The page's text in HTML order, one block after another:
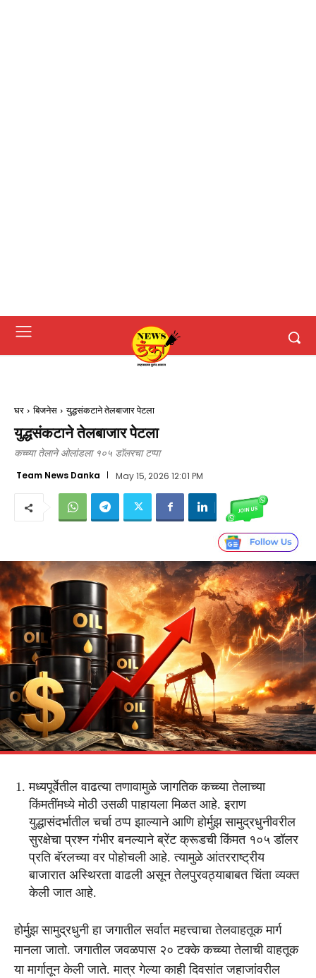
घर बिजनेस युद्धसंकटाने तेलबाजार पेटला
युद्धसंकटाने तेलबाजार पेटला
कच्च्या तेलाने ओलांडला १०५ डॉलरचा टप्पा
Team News Danka May 15, 2026 12:01 PM
मध्यपूर्वेतील वाढत्या तणावामुळे जागतिक कच्च्या तेलाच्या
किंमतींमध्ये मोठी उसळी पाहायला मिळत आहे. इराण
युद्धासंदर्भातील चर्चा ठप्प झाल्याने आणि होर्मुझ सामुद्रधुनीवरील
सुरक्षेचा प्रश्न गंभीर बनल्याने ब्रेंट क्रूडची किंमत १०५ डॉलर
प्रति बॅरलच्या वर पोहोचली आहे. त्यामुळे आंतरराष्ट्रीय
बाजारात अस्थिरता वाढली असून तेलपुरवठ्याबाबत चिंता व्यक्त
केली जात आहे.
होर्मुझ सामुद्रधुनी हा जगातील सर्वात महत्त्वाचा तेलवाहतूक मार्ग
मानला जातो. जगातील जवळपास २० टक्के कच्च्या तेलाची वाहतूक
या मार्गातून केली जाते. मात्र गेल्या काही दिवसांत जहाजांवरील